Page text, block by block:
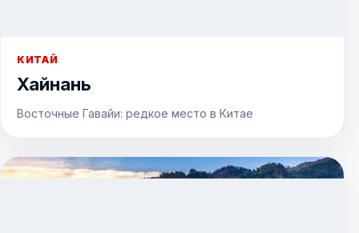
КИТАЙ
Хайнань
Восточные Гавайи: редкое место в Китае